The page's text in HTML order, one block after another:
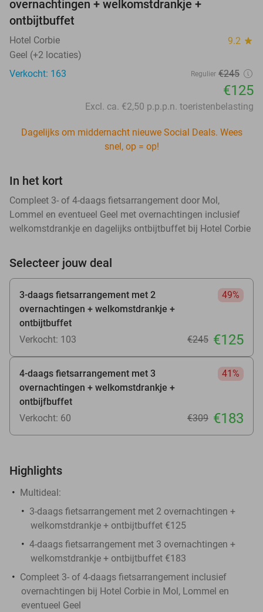
overnachtingen + welkomstdrankje +
ontbijtbuffet
Hotel Corbie 9.2 star
Geel (+2 locaties)
Verkocht: 163
Regulier €245
€125
Excl. ca. €2,50 p.p.p.n. toeristenbelasting
Dagelijks om middernacht nieuwe Social Deals. Wees
snel, op = op!
In het kort
Compleet 3- of 4-daags fietsarrangement door Mol,
Lommel en eventueel Geel met overnachtingen inclusief
welkomstdrankje en dagelijks ontbijtbuffet bij Hotel Corbie
Selecteer jouw deal
3-daags fietsarrangement met 2
overnachtingen + welkomstdrankje +
ontbijtbuffet
49%
Verkocht: 103 €245 €125
4-daags fietsarrangement met 3
overnachtingen + welkomstdrankje +
ontbijfbuffet
41%
Verkocht: 60 €309 €183
Highlights
Multideal:
3-daags fietsarrangement met 2 overnachtingen +
welkomstdrankje + ontbijtbuffet €125
4-daags fietsarrangement met 3 overnachtingen +
welkomstdrankje + ontbijtbuffet €183
Compleet 3- of 4-daags fietsarrangement inclusief
overnachtingen bij Hotel Corbie in Mol, Lommel en
eventueel Geel